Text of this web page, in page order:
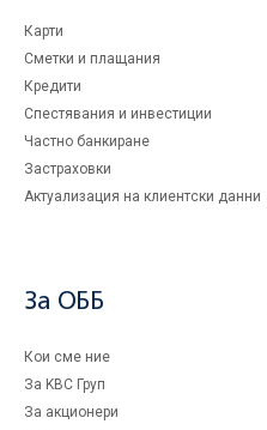
Карти
Сметки и плащания
Кредити
Спестявания и инвестиции
Частно банкиране
Застраховки
Актуализация на клиентски данни
За ОББ
Кои сме ние
За KBC Груп
За акционери